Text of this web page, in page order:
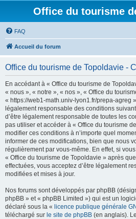
Office du tourisme
FAQ
Accueil du forum
Office du tourisme de Topoldavie -
En accédant à « Office du tourisme de
« nous », « notre », « nos », « Office du
« https://web1-math.univ-lyon1.fr/prepa-agreg
légalement responsable des conditions
d’être légalement responsable de toutes les
pas utiliser et accéder à « Office du tourisme
modifier ces conditions à n’importe quel
informer de ces modifications, bien que nous
régulièrement par vous-même. En effet, si
« Office du tourisme de Topoldavie » après
effectuées, vous acceptez d’être légalement
modifiées et mises à jour.
Nos forums sont développés par phpBB
phpBB » et « phpBB Limited ») qui est un
déclaré sous la « licence publique générale
téléchargé sur le site de phpBB (en anglais).